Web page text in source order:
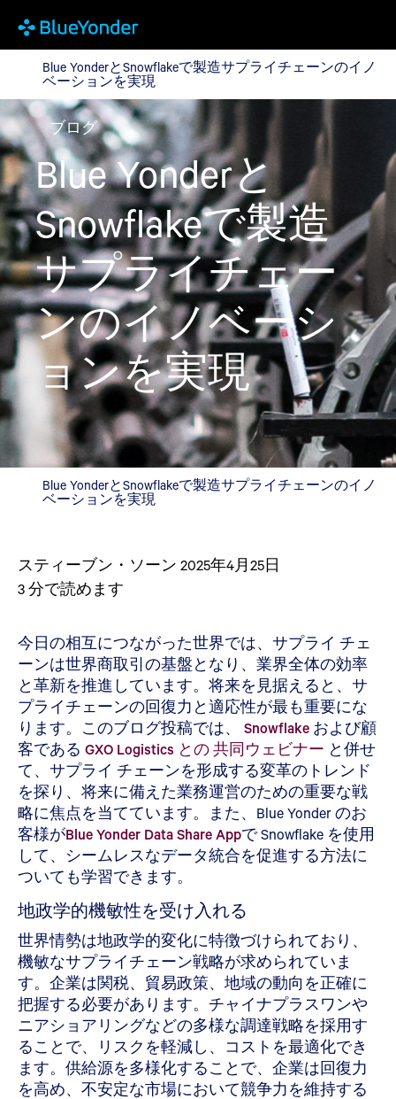
Blue YonderとSnowflakeで製造サプライチェーンのイノ
Blue YonderとSnowflakeで製造サプライチェーンのイノ
ベーションを実現
ブログ
Blue Yonderと
Snowflakeで製造
サプライチェー
ンのイノベーシ
ョンを実現
Blue YonderとSnowflakeで製造サプライチェーンのイノ
ベーションを実現
スティーブン・ソーン 2025年4月25日
3分で読めます
今日の相互につながった世界では、サプライ チェ
ーンは世界商取引の基盤となり、業界全体の効率
と革新を推進しています。将来を見据えると、サ
プライチェーンの回復力と適応性が最も重要にな
ります。このブログ投稿では、
Snowflake および顧
客である GXO Logistics との 共同ウェビナー と併せ
て、サプライ チェーンを形成する変革のトレンド
を探り、将来に備えた業務運営のための重要な戦
略に焦点を当てています。また、Blue Yonder のお
客様がBlue Yonder Data Share Appで Snowflake を使用
して、シームレスなデータ統合を促進する方法に
ついても学習できます。
地政学的機敏性を受け入れる
世界情勢は地政学的変化に特徴づけられており、
機敏なサプライチェーン戦略が求められていま
す。企業は関税、貿易政策、地域の動向を正確に
把握する必要があります。チャイナプラスワンや
ニアショアリングなどの多様な調達戦略を採用す
ることで、リスクを軽減し、コストを最適化でき
ます。供給源を多様化することで、企業は回復力
を高め、不安定な市場において競争力を維持する